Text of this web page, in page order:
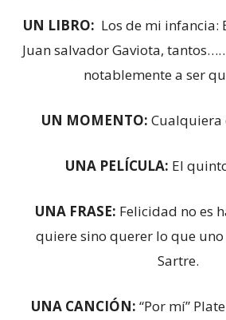
UN LIBRO: Los de mi infancia:
Juan salvador Gaviota,
notablemente a ser
UN MOMENTO: Cualquiera
UNA PELÍCULA: El
UNA FRASE: Felicidad no es
quiere sino querer lo que uno
Sartre.
UNA CANCIÓN: “Por mí”